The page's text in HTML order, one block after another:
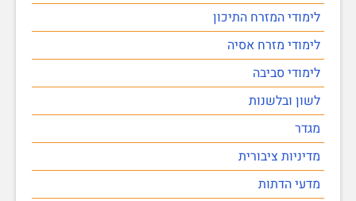
לימודי המזרח התיכון
לימודי מזרח אסיה
לימודי סביבה
לשון ובלשנות
מגדר
מדיניות ציבורית
מדעי הדתות